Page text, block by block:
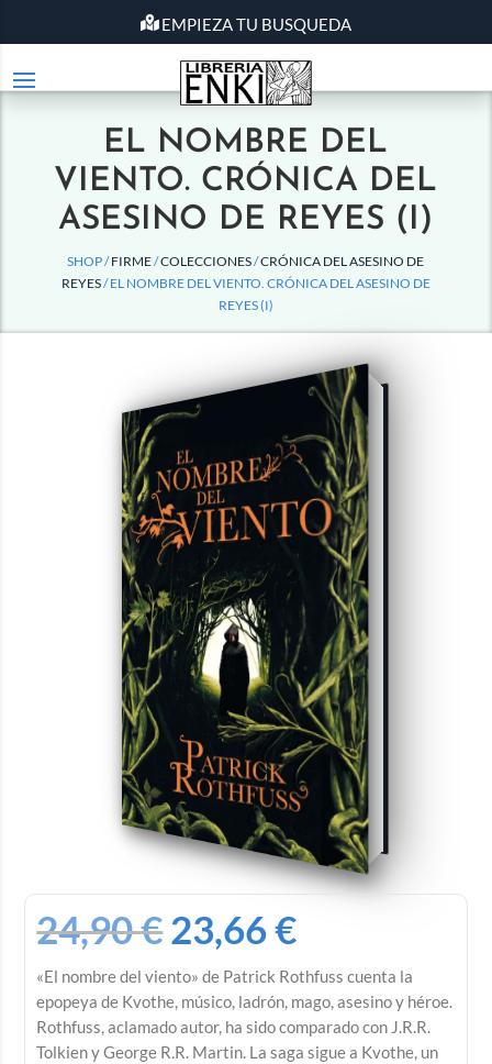
EMPIEZA TU BUSQUEDA
EL NOMBRE DEL
VIENTO. CRÓNICA DEL
ASESINO DE REYES (I)
SHOP /FIRME/COLECCIONES/CRÓNICA DEL ASESINO DE
REYES/ EL NOMBRE DEL VIENTO. CRÓNICA DEL ASESINO DE
REYES (I)
24,90€23,66€
«El nombre del viento» de Patrick Rothfuss cuenta la
epopeya de Kvothe, músico, ladrón, mago, asesino y héroe.
Rothfuss, aclamado autor, ha sido comparado con J.R.R.
Tolkien y George R.R. Martin. La saga sigue a Kvothe, un